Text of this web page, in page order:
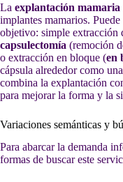
La explantación mamaria
implantes mamarios.
objetivo: simple extracción
capsulectomía (remoción
o extracción en bloque (en
cápsula alrededor como
combina la explantación
para mejorar la forma y la
Variaciones semánticas y
Para abarcar la demanda
formas de buscar este